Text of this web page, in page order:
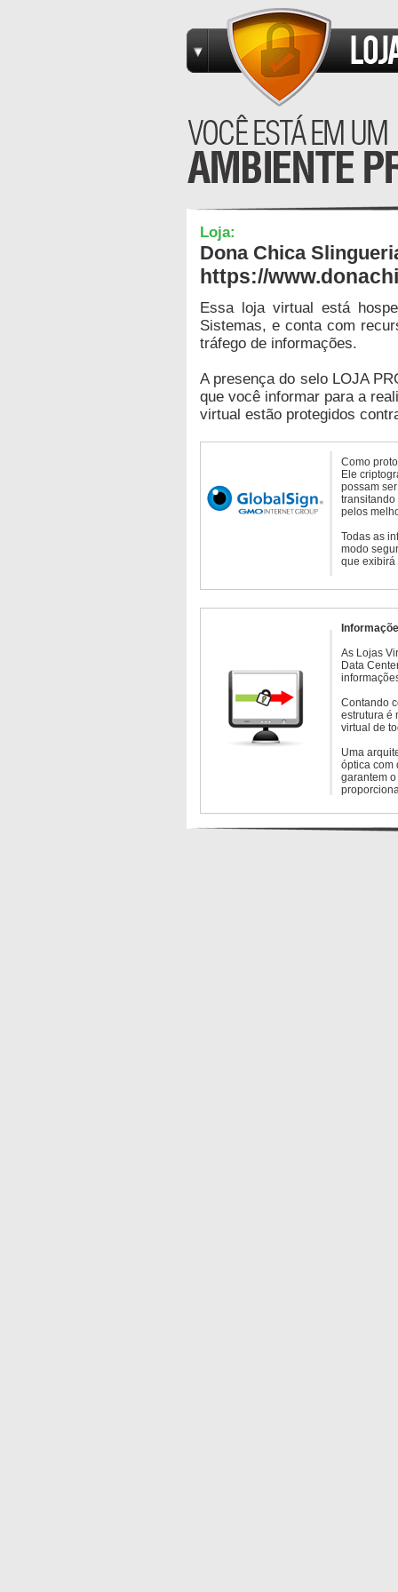
Loja:
Dona Chica
https://
Essa loja virtual está
Sistemas, e conta com
tráfego de informações.
A presença do selo LOJA
que você informar para a
virtual estão protegidos
Como
Ele
possam
transitando
pelos
Todas as
modo
que exibirá
As Lojas
Data
Contando
estrutura é
virtual de
Uma
óptica com
garantem